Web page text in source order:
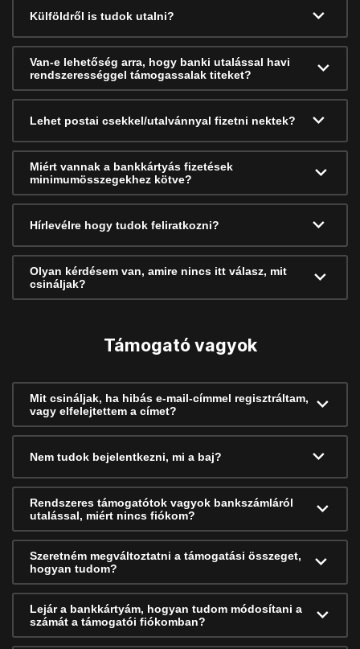
Külföldről is tudok utalni?
Van-e lehetőség arra, hogy banki utalással havi
rendszerességgel támogassalak titeket?
Lehet postai csekkel/utalvánnyal fizetni nektek?
Miért vannak a bankkártyás fizetések
minimumösszegekhez kötve?
Hírlevélre hogy tudok feliratkozni?
Olyan kérdésem van, amire nincs itt válasz, mit
csináljak?
Támogató vagyok
Mit csináljak, ha hibás e-mail-címmel regisztráltam,
vagy elfelejtettem a címet?
Nem tudok bejelentkezni, mi a baj?
Rendszeres támogatótok vagyok bankszámláról
utalással, miért nincs fiókom?
Szeretném megváltoztatni a támogatási összeget,
hogyan tudom?
Lejár a bankkártyám, hogyan tudom módosítani a
számát a támogatói fiókomban?